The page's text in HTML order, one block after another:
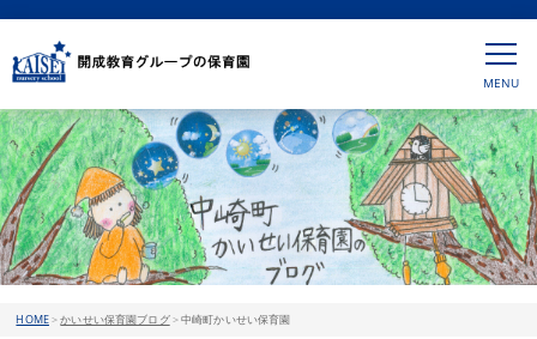
HOME>かいせい保育園ブログ>中崎町かいせい保育園